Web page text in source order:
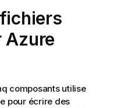
Azure
composants utilise
pour écrire des